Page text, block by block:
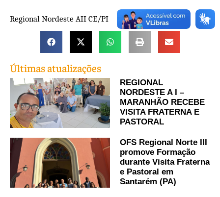
Regional Nordeste AII CE/PI
Últimas atualizações
REGIONAL
NORDESTE A I –
MARANHÃO RECEBE
VISITA FRATERNA E
PASTORAL
OFS Regional Norte III
promove Formação
durante Visita Fraterna
e Pastoral em
Santarém (PA)